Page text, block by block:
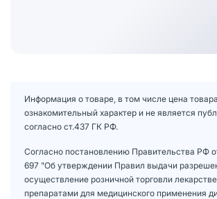
Информация о товаре, в том числе цена
ознакомительный характер и не является
согласно ст.437 ГК РФ.
Согласно постановлению Правительства РФ
697 "Об утверждении Правил выдачи
осуществление розничной торговли
препаратами для медицинского применения